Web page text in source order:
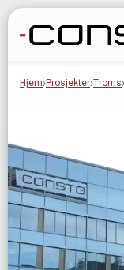
Gå til innhold
Hjem Prosjekter Troms